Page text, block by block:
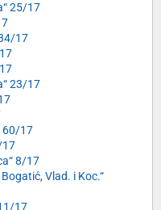
25/17
17
23/17
60/17
17
8/17
Vlad. i Koc.“
17